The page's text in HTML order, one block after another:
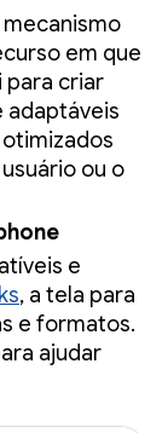
em que
para criar
ou o
e
, a tela para
e formatos.
ajudar